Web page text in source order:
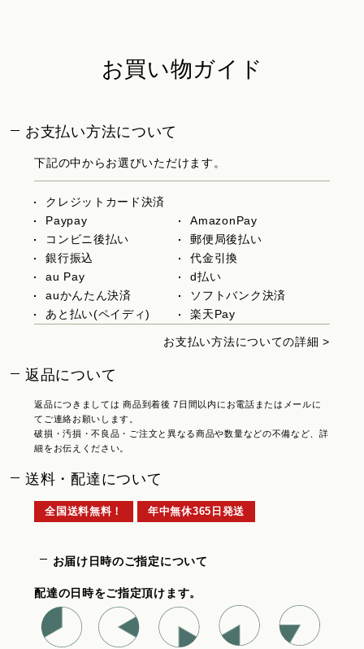
お買い物ガイド
お支払い方法について
下記の中からお選びいただけます。
クレジットカード決済
Paypay
AmazonPay
コンビニ後払い
郵便局後払い
銀行振込
代金引換
au Pay
d払い
auかんたん決済
ソフトバンク決済
あと払い(ペイディ)
楽天Pay
お支払い方法についての詳細 >
返品について
返品につきましては 商品到着後 7日間以内にお電話またはメールに
てご連絡お願いします。
破損・汚損・不良品・ご注文と異なる商品や数量などの不備など、詳
細をお伝えください。
送料・配達について
全国送料無料！ 年中無休365日発送
お届け日時のご指定について
配達の日時をご指定頂けます。